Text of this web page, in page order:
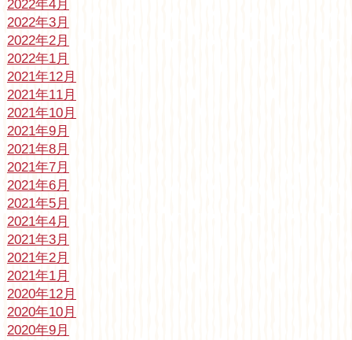
2022年4月
2022年3月
2022年2月
2022年1月
2021年12月
2021年11月
2021年10月
2021年9月
2021年8月
2021年7月
2021年6月
2021年5月
2021年4月
2021年3月
2021年2月
2021年1月
2020年12月
2020年10月
2020年9月